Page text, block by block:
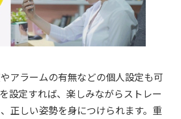
アラームの有無などの個人設定も可
設定すれば、楽しみながらストレー
正しい姿勢を身につけられます。重